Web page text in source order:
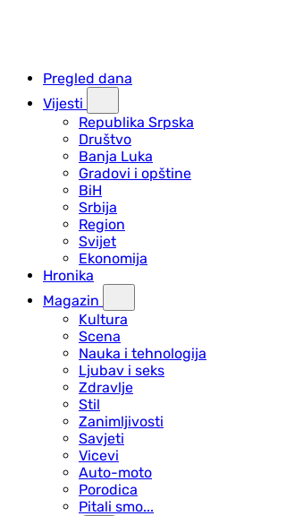
Pregled dana
Vijesti
Republika Srpska
Društvo
Banja Luka
Gradovi i opštine
BiH
Srbija
Region
Svijet
Ekonomija
Hronika
Magazin
Kultura
Scena
Nauka i tehnologija
Ljubav i seks
Zdravlje
Stil
Zanimljivosti
Savjeti
Vicevi
Auto-moto
Porodica
Pitali smo...